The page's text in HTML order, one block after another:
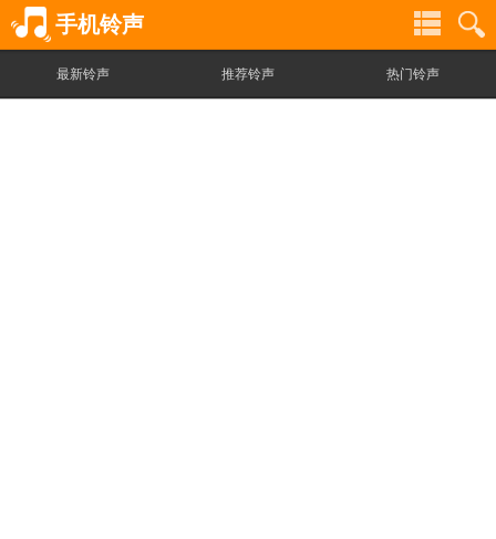
手机铃声
最新铃声 推荐铃声 热门铃声